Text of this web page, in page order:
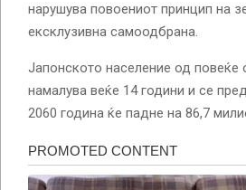
нарушува повоениот принцип на
ексклузивна самоодбрана.
Јапонското население од повеќе
намалува веќе 14 години и се
2060 година ќе падне на 86,7